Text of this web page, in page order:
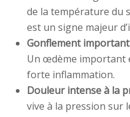
de la température du
est un signe majeur
Gonflement
Un œdème important
forte inflammation.
Douleur intense à la
vive à la pression sur